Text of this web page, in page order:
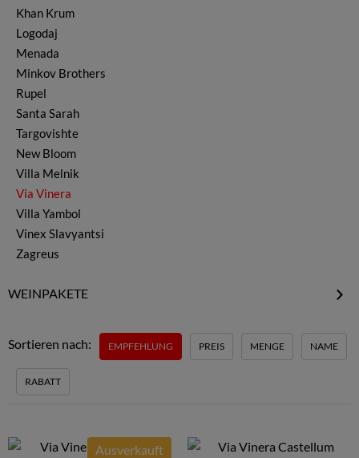
alle Weine
Merlot
Monastrell & Mourvedre
Muskat & Misket
Nebbiolo
Pamid
Petit Manseng
Petit Verdot
Pinot Gris
Pinot Noir
Rubin
Ruen
Sauvignon Blanc
Sauvignon Gris
Tamianka
Vermentino
weitere Weine
Khan Krum
Logodaj
Menada
Minkov Brothers
Rupel
Santa Sarah
Targovishte
New Bloom
Villa Melnik
Via Vinera
Villa Yambol
Vinex Slavyantsi
Zagreus
WEINPAKETE
Weißweinpakete
Rebsortenpakete
Weinanbauregionen
Weinerzeuger
Sortieren nach: EMPFEHLUNG PREIS MENGE NAME
RABATT
Ausverkauft